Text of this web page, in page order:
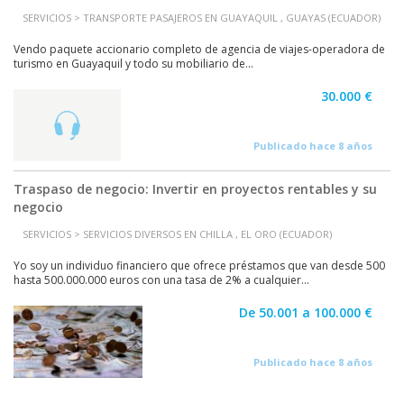
SERVICIOS > TRANSPORTE PASAJEROS EN GUAYAQUIL , GUAYAS (ECUADOR)
Vendo paquete accionario completo de agencia de viajes-operadora de
turismo en Guayaquil y todo su mobiliario de...
30.000 €
Publicado hace 8 años
Traspaso de negocio: Invertir en proyectos rentables y su
negocio
SERVICIOS > SERVICIOS DIVERSOS EN CHILLA , EL ORO (ECUADOR)
Yo soy un individuo financiero que ofrece préstamos que van desde 500
hasta 500.000.000 euros con una tasa de 2% a cualquier...
De 50.001 a 100.000 €
Publicado hace 8 años